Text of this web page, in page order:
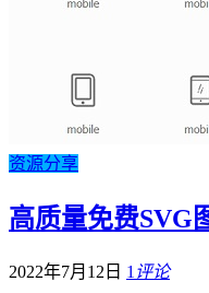
资源分享
高质量免费SVG
2022年7月12日 1 评论